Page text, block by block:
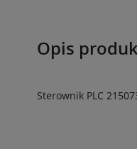
Opis
Sterownik PLC